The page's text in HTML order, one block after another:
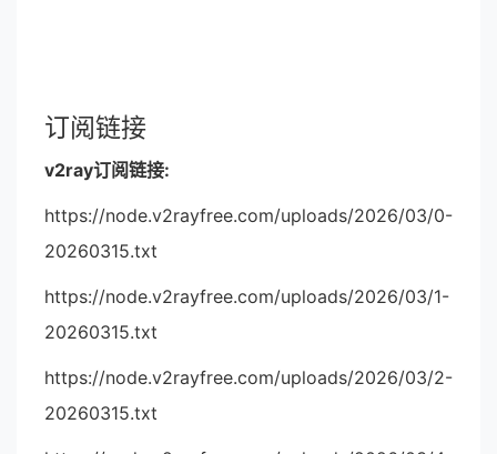
订阅链接
v2ray订阅链接:
https://node.v2rayfree.com/uploads/2026/03/0-
20260315.txt
https://node.v2rayfree.com/uploads/2026/03/1-
20260315.txt
https://node.v2rayfree.com/uploads/2026/03/2-
20260315.txt